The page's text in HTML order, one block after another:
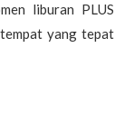
liburan PLUS
yang tepat